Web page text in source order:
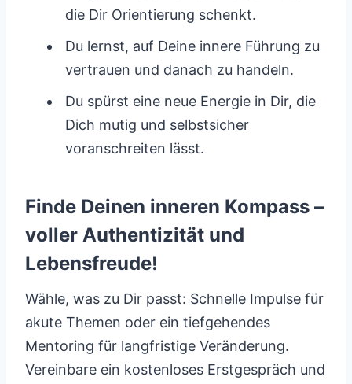
die Dir Orientierung schenkt.
Du lernst, auf Deine innere Führung zu
vertrauen und danach zu handeln.
Du spürst eine neue Energie in Dir, die
Dich mutig und selbstsicher
voranschreiten lässt.
Finde Deinen inneren Kompass –
voller Authentizität und
Lebensfreude!
Wähle, was zu Dir passt: Schnelle Impulse für
akute Themen oder ein tiefgehendes
Mentoring für langfristige Veränderung.
Vereinbare ein kostenloses Erstgespräch und